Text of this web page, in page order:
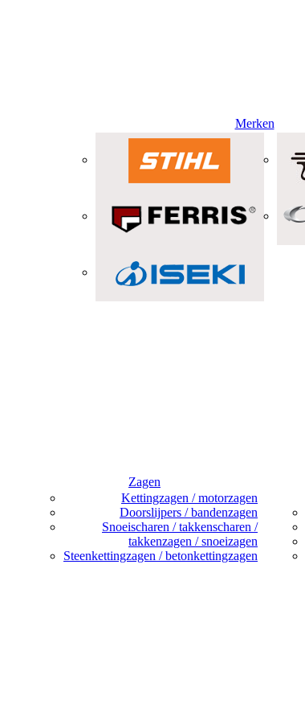
Merken
Zagen
Kettingzagen / motorzagen
Doorslijpers / bandenzagen
Snoeischaren / takkenscharen /
takkenzagen / snoeizagen
Steenkettingzagen / betonkettingzagen